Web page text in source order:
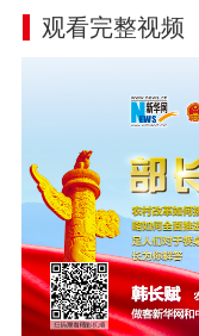
观看完整视频